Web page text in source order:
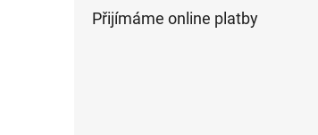
Přijímáme online platby